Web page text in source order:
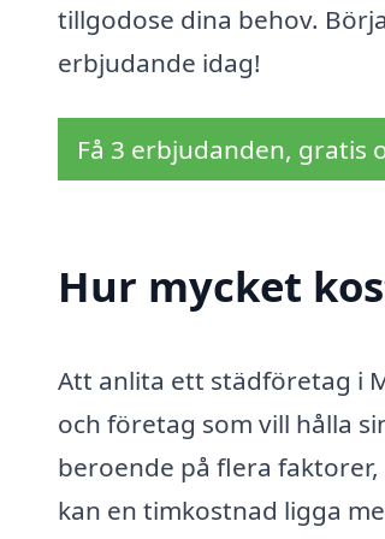
tillgodose dina behov.
erbjudande idag!
Få 3 erbjudanden, gratis
Hur mycket
Att anlita ett städföretag i
och företag som vill hålla
beroende på flera
kan en timkostnad ligga